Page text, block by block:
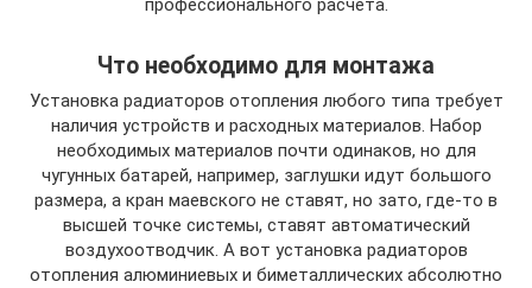
профессионального расчета.
Что необходимо для монтажа
Установка радиаторов отопления любого типа требует
наличия устройств и расходных материалов. Набор
необходимых материалов почти одинаков, но для
чугунных батарей, например, заглушки идут большого
размера, а кран маевского не ставят, но зато, где-то в
высшей точке системы, ставят автоматический
воздухоотводчик. А вот установка радиаторов
отопления алюминиевых и биметаллических абсолютно